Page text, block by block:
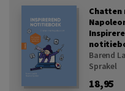
Chatten
Barend
Sprakel
18,95